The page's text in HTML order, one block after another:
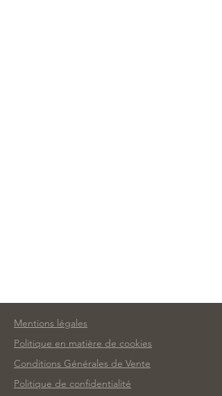
Mentions légales
Politique en matière de cookies
Conditions Générales de Vente
Politique de confidentialité